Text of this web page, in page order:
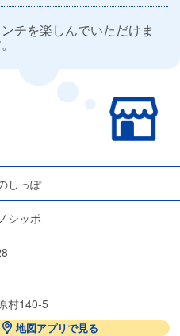
チを楽しんでいただけま
しっぽ
シッポ
村140-5
地図アプリで見る